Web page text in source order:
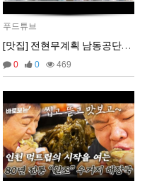
22-04-18 14:12
회 삼겹살)
22-04-11 11:50
푸드튜브
[맛집] 전현무계획 남동공단떡볶이
0 0 469
02:57:17